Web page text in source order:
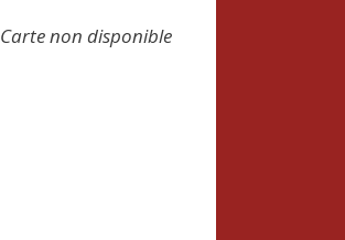
Carte non disponible